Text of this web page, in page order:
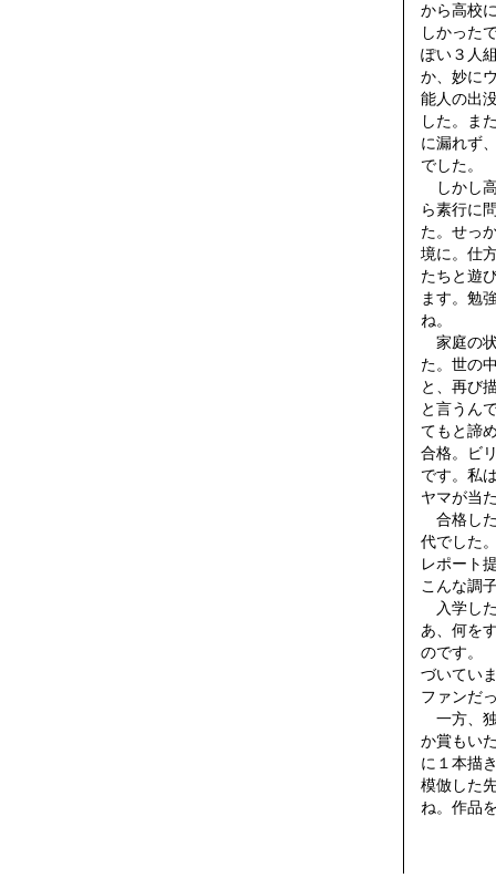
から高校
しかった
ぽい３人
か、妙に
能人の出
した。ま
に漏れず
でした。
しかし
ら素行に
た。せっ
境に。仕
たちと遊
ます。勉
ね。
家庭の
た。世の
と、再び
と言うん
てもと諦
合格。ビ
です。私
ヤマが当
合格し
代でした
レポート
こんな調
入学し
あ、何を
のです。
づいてい
ファンだ
一方、
か賞もい
に１本描
模倣した
ね。作品